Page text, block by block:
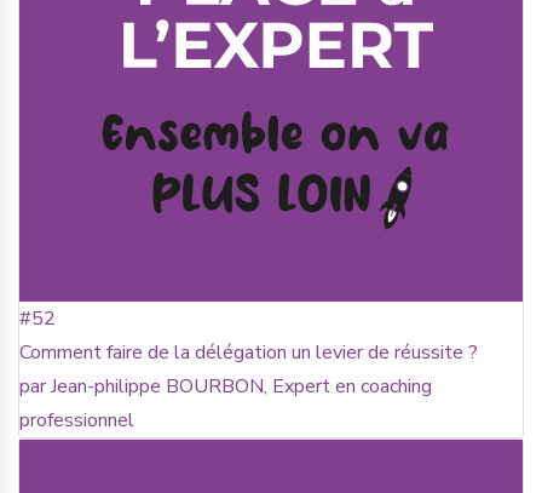
#52
Comment faire de la délégation un levier de réussite ?
par Jean-philippe BOURBON, Expert en coaching
professionnel